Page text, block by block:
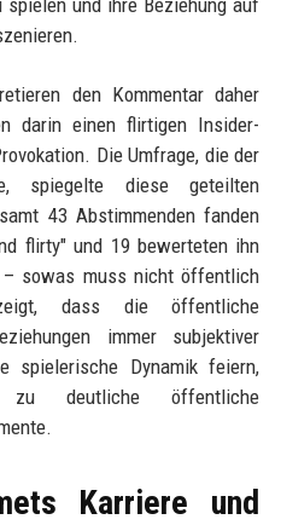
spielen und ihre Beziehung auf
den Kommentar daher
darin einen flirtigen Insider-
Die Umfrage, die der
spiegelte diese geteilten
43 Abstimmenden fanden
flirty" und 19 bewerteten ihn
sowas muss nicht öffentlich
dass die öffentliche
immer subjektiver
spielerische Dynamik feiern,
deutliche öffentliche
Karriere und